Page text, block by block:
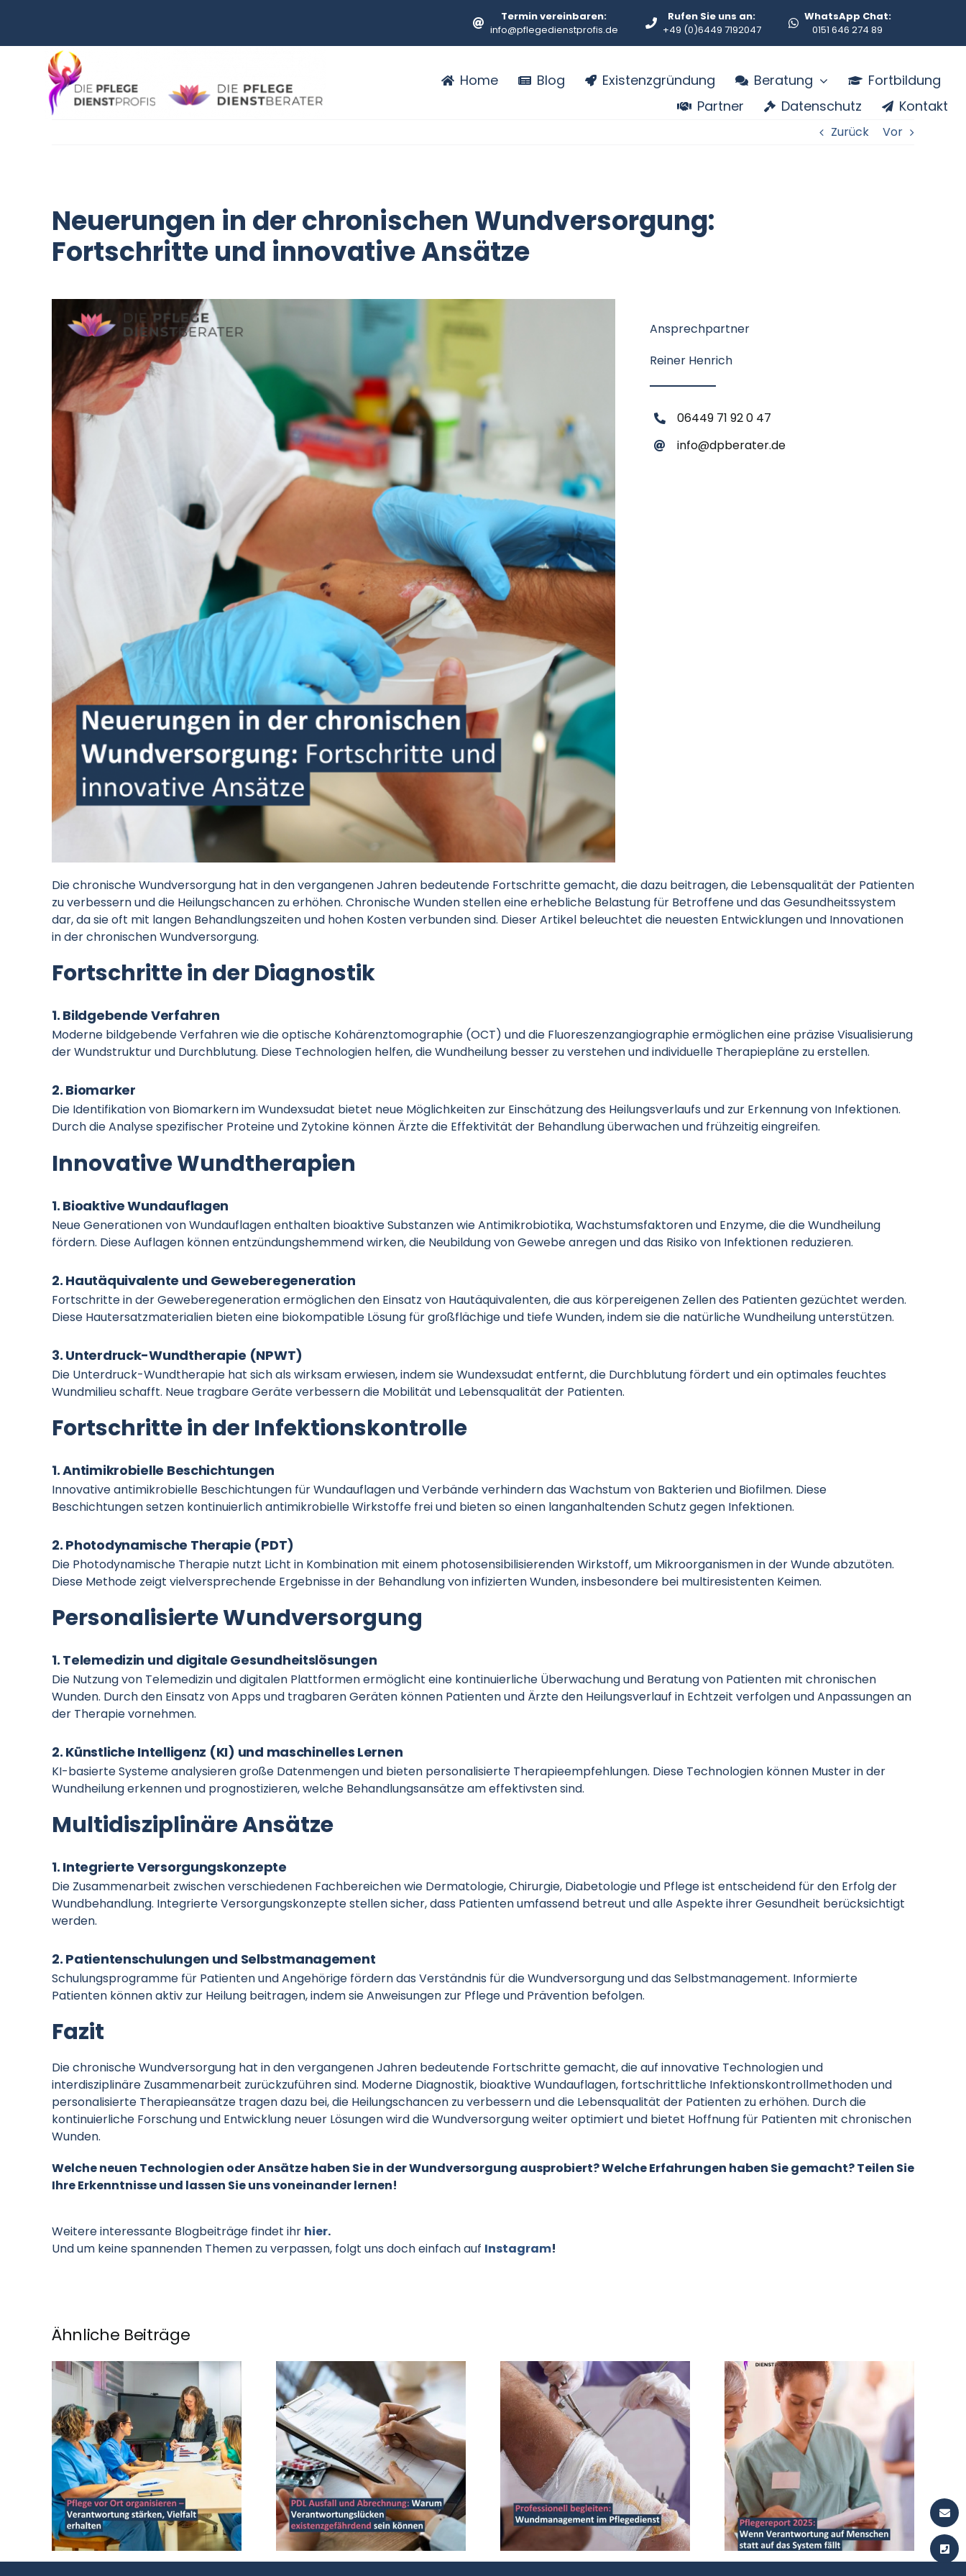
springen
Termin vereinbaren:
info@pflegedienstprofis.de
Rufen Sie uns an:
+49 (0)6449 7192047
WhatsApp Chat:
0151 646 274 89
Home Blog Existenzgründung Beratung
Fortbildung
Partner
Datenschutz Kontakt
Zurück Vor
Neuerungen in der chronischen Wundversorgung:
Fortschritte und innovative Ansätze
Ansprechpartner
Reiner Henrich
06449 71 92 0 47
info@dpberater.de
Die chronische Wundversorgung hat in den vergangenen Jahren bedeutende Fortschritte gemacht, die dazu beitragen, die Lebensqualität der Patienten
zu verbessern und die Heilungschancen zu erhöhen. Chronische Wunden stellen eine erhebliche Belastung für Betroffene und das Gesundheitssystem
dar, da sie oft mit langen Behandlungszeiten und hohen Kosten verbunden sind. Dieser Artikel beleuchtet die neuesten Entwicklungen und Innovationen
in der chronischen Wundversorgung.
Fortschritte in der Diagnostik
1. Bildgebende Verfahren
Moderne bildgebende Verfahren wie die optische Kohärenztomographie (OCT) und die Fluoreszenzangiographie ermöglichen eine präzise Visualisierung
der Wundstruktur und Durchblutung. Diese Technologien helfen, die Wundheilung besser zu verstehen und individuelle Therapiepläne zu erstellen.
2. Biomarker
Die Identifikation von Biomarkern im Wundexsudat bietet neue Möglichkeiten zur Einschätzung des Heilungsverlaufs und zur Erkennung von Infektionen.
Durch die Analyse spezifischer Proteine und Zytokine können Ärzte die Effektivität der Behandlung überwachen und frühzeitig eingreifen.
Innovative Wundtherapien
1. Bioaktive Wundauflagen
Neue Generationen von Wundauflagen enthalten bioaktive Substanzen wie Antimikrobiotika, Wachstumsfaktoren und Enzyme, die die Wundheilung
fördern. Diese Auflagen können entzündungshemmend wirken, die Neubildung von Gewebe anregen und das Risiko von Infektionen reduzieren.
2. Hautäquivalente und Geweberegeneration
Fortschritte in der Geweberegeneration ermöglichen den Einsatz von Hautäquivalenten, die aus körpereigenen Zellen des Patienten gezüchtet werden.
Diese Hautersatzmaterialien bieten eine biokompatible Lösung für großflächige und tiefe Wunden, indem sie die natürliche Wundheilung unterstützen.
3. Unterdruck-Wundtherapie (NPWT)
Die Unterdruck-Wundtherapie hat sich als wirksam erwiesen, indem sie Wundexsudat entfernt, die Durchblutung fördert und ein optimales feuchtes
Wundmilieu schafft. Neue tragbare Geräte verbessern die Mobilität und Lebensqualität der Patienten.
Fortschritte in der Infektionskontrolle
1. Antimikrobielle Beschichtungen
Innovative antimikrobielle Beschichtungen für Wundauflagen und Verbände verhindern das Wachstum von Bakterien und Biofilmen. Diese
Beschichtungen setzen kontinuierlich antimikrobielle Wirkstoffe frei und bieten so einen langanhaltenden Schutz gegen Infektionen.
2. Photodynamische Therapie (PDT)
Die Photodynamische Therapie nutzt Licht in Kombination mit einem photosensibilisierenden Wirkstoff, um Mikroorganismen in der Wunde abzutöten.
Diese Methode zeigt vielversprechende Ergebnisse in der Behandlung von infizierten Wunden, insbesondere bei multiresistenten Keimen.
Personalisierte Wundversorgung
1. Telemedizin und digitale Gesundheitslösungen
Die Nutzung von Telemedizin und digitalen Plattformen ermöglicht eine kontinuierliche Überwachung und Beratung von Patienten mit chronischen
Wunden. Durch den Einsatz von Apps und tragbaren Geräten können Patienten und Ärzte den Heilungsverlauf in Echtzeit verfolgen und Anpassungen an
der Therapie vornehmen.
2. Künstliche Intelligenz (KI) und maschinelles Lernen
KI-basierte Systeme analysieren große Datenmengen und bieten personalisierte Therapieempfehlungen. Diese Technologien können Muster in der
Wundheilung erkennen und prognostizieren, welche Behandlungsansätze am effektivsten sind.
Multidisziplinäre Ansätze
1. Integrierte Versorgungskonzepte
Die Zusammenarbeit zwischen verschiedenen Fachbereichen wie Dermatologie, Chirurgie, Diabetologie und Pflege ist entscheidend für den Erfolg der
Wundbehandlung. Integrierte Versorgungskonzepte stellen sicher, dass Patienten umfassend betreut und alle Aspekte ihrer Gesundheit berücksichtigt
werden.
2. Patientenschulungen und Selbstmanagement
Schulungsprogramme für Patienten und Angehörige fördern das Verständnis für die Wundversorgung und das Selbstmanagement. Informierte
Patienten können aktiv zur Heilung beitragen, indem sie Anweisungen zur Pflege und Prävention befolgen.
Fazit
Die chronische Wundversorgung hat in den vergangenen Jahren bedeutende Fortschritte gemacht, die auf innovative Technologien und
interdisziplinäre Zusammenarbeit zurückzuführen sind. Moderne Diagnostik, bioaktive Wundauflagen, fortschrittliche Infektionskontrollmethoden und
personalisierte Therapieansätze tragen dazu bei, die Heilungschancen zu verbessern und die Lebensqualität der Patienten zu erhöhen. Durch die
kontinuierliche Forschung und Entwicklung neuer Lösungen wird die Wundversorgung weiter optimiert und bietet Hoffnung für Patienten mit chronischen
Wunden.
Welche neuen Technologien oder Ansätze haben Sie in der Wundversorgung ausprobiert? Welche Erfahrungen haben Sie gemacht? Teilen Sie
Ihre Erkenntnisse und lassen Sie uns voneinander lernen!
Weitere interessante Blogbeiträge findet ihr hier.
Und um keine spannenden Themen zu verpassen, folgt uns doch einfach auf Instagram!
Ähnliche Beiträge